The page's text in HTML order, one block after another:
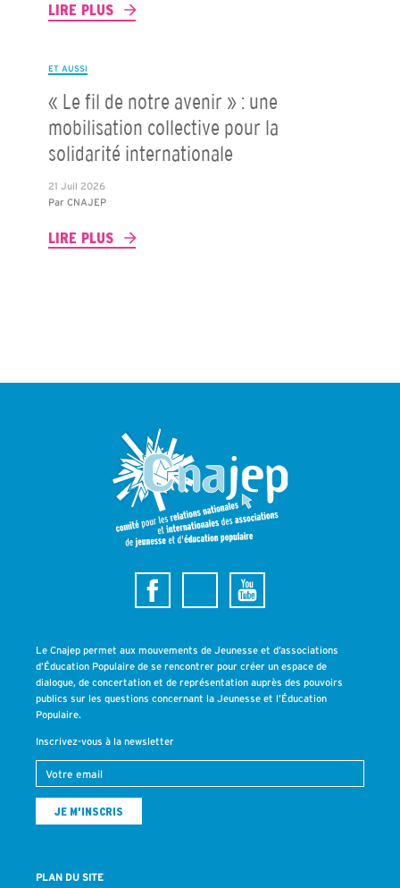
LIRE PLUS
ET AUSSI
« Le fil de notre avenir » : une
mobilisation collective pour la
solidarité internationale
21 Juil 2026
Par CNAJEP
LIRE PLUS
Le Cnajep permet aux mouvements de Jeunesse et d’associations
d’Éducation Populaire de se rencontrer pour créer un espace de
dialogue, de concertation et de représentation auprès des pouvoirs
publics sur les questions concernant la Jeunesse et l’Éducation
Populaire.
Inscrivez-vous à la newsletter
PLAN DU SITE